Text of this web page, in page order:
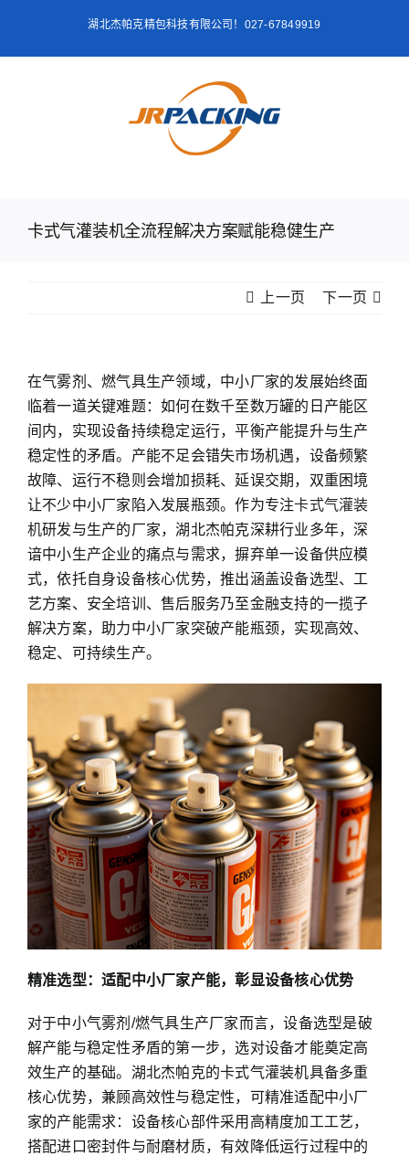
内
湖北杰帕克精包科技有限公司！027-67849919
卡式气灌装机全流程解决方案赋能稳健生产
上一页 下一页
在气雾剂、燃气具生产领域，中小厂家的发展始终面
临着一道关键难题：如何在数千至数万罐的日产能区
间内，实现设备持续稳定运行，平衡产能提升与生产
稳定性的矛盾。产能不足会错失市场机遇，设备频繁
故障、运行不稳则会增加损耗、延误交期，双重困境
让不少中小厂家陷入发展瓶颈。作为专注卡式气灌装
机研发与生产的厂家，湖北杰帕克深耕行业多年，深
谙中小生产企业的痛点与需求，摒弃单一设备供应模
式，依托自身设备核心优势，推出涵盖设备选型、工
艺方案、安全培训、售后服务乃至金融支持的一揽子
解决方案，助力中小厂家突破产能瓶颈，实现高效、
稳定、可持续生产。
精准选型：适配中小厂家产能，彰显设备核心优势
对于中小气雾剂/燃气具生产厂家而言，设备选型是破
解产能与稳定性矛盾的第一步，选对设备才能奠定高
效生产的基础。湖北杰帕克的卡式气灌装机具备多重
核心优势，兼顾高效性与稳定性，可精准适配中小厂
家的产能需求：设备核心部件采用高精度加工工艺，
搭配进口密封件与耐磨材质，有效降低运行过程中的